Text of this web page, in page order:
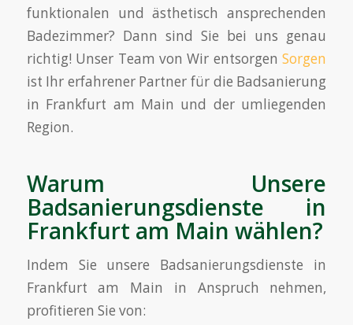
funktionalen und ästhetisch ansprechenden
Badezimmer? Dann sind Sie bei uns genau
richtig! Unser Team von Wir entsorgenSorgen
ist Ihr erfahrener Partner für die Badsanierung
in Frankfurt am Main und der umliegenden
Region.
Warum Unsere
Badsanierungsdienste in
Frankfurt am Main wählen?
Indem Sie unsere Badsanierungsdienste in
Frankfurt am Main in Anspruch nehmen,
profitieren Sie von: